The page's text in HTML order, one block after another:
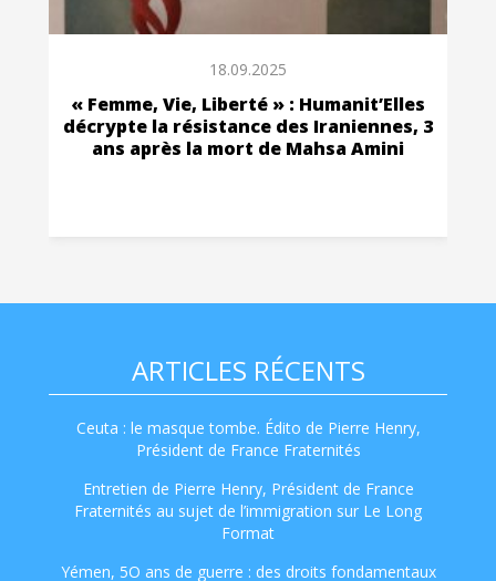
18.09.2025
« Femme, Vie, Liberté » : Humanit’Elles
décrypte la résistance des Iraniennes, 3
ans après la mort de Mahsa Amini
ARTICLES RÉCENTS
Ceuta : le masque tombe. Édito de Pierre Henry,
Président de France Fraternités
Entretien de Pierre Henry, Président de France
Fraternités au sujet de l’immigration sur Le Long
Format
Yémen, 5O ans de guerre : des droits fondamentaux